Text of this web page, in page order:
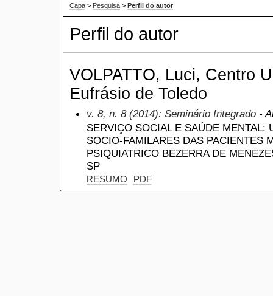
Capa > Pesquisa > Perfil do autor
Perfil do autor
VOLPATTO, Luci, Centro
Eufrásio de Toledo
v. 8, n. 8 (2014): Seminário Integrado -
SERVIÇO SOCIAL E SAÚDE MENTAL:
SOCIO-FAMILARES DAS PACIENTES
PSIQUIATRICO BEZERRA DE
SP
RESUMO PDF